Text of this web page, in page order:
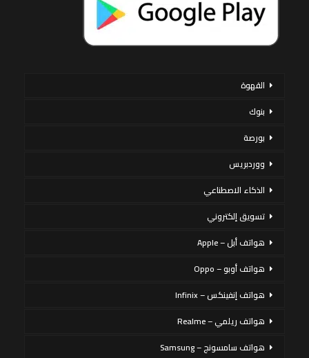
القهوة
بنوك
بورصة
ووردبريس
الذكاء الاصطناعي
تسويق إلكتروني
هواتف أبل – Apple
هواتف أوبو – Oppo
هواتف إنفينكس – Infinix
هواتف ريلمي – Realme
هواتف سامسونج – Samsung